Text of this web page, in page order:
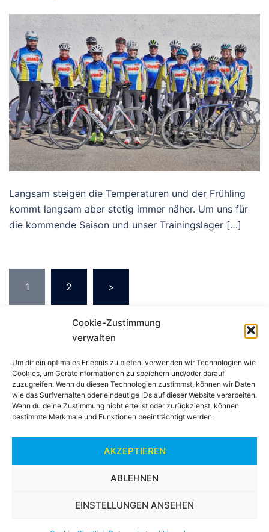
Cookie-Zustimmung
verwalten
Um dir ein optimales Erlebnis zu bieten, verwenden wir Technologien wie
Cookies, um Geräteinformationen zu speichern und/oder darauf
zuzugreifen. Wenn du diesen Technologien zustimmst, können wir Daten
wie das Surfverhalten oder eindeutige IDs auf dieser Website verarbeiten.
Wenn du deine Zustimmung nicht erteilst oder zurückziehst, können
bestimmte Merkmale und Funktionen beeinträchtigt werden.
AKZEPTIEREN
ABLEHNEN
EINSTELLUNGEN ANSEHEN
Langsam steigen die Temperaturen und der Frühling
kommt langsam aber stetig immer näher. Um uns für
die kommende Saison und unser Trainingslager […]
der
Beiträge
1 2 >
Impressum
Datenschutzerklärung
Cookie-Richtlinie (EU)
© 2026 RSC 1962 Biberach e.V.